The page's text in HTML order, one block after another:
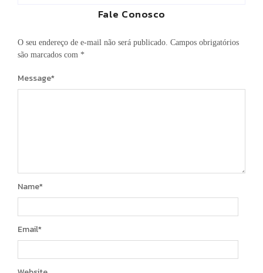
Fale Conosco
O seu endereço de e-mail não será publicado. Campos obrigatórios
são marcados com *
Message*
Name*
Email*